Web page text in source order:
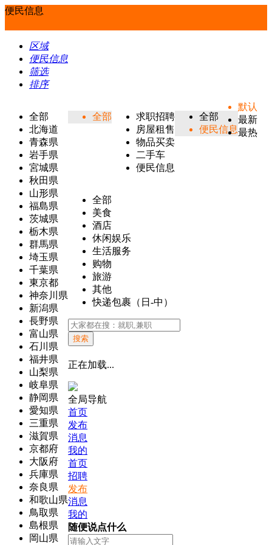
便民信息
区域
便民信息
筛选
排序
全部
北海道
青森県
岩手県
宮城県
秋田県
山形県
福島県
茨城県
栃木県
群馬県
埼玉県
千葉県
東京都
神奈川県
新潟県
長野県
富山県
石川県
福井県
山梨県
岐阜県
静岡県
愛知県
三重県
滋賀県
京都府
大阪府
兵庫県
奈良県
和歌山県
鳥取県
島根県
岡山県
全部
求职招聘
房屋租售
物品买卖
二手车
便民信息
全部
便民信息
全部
美食
酒店
休闲娱乐
生活服务
购物
旅游
其他
快递包裹（日-中）
默认
最新
最热
搜索
正在加载...
全局导航
首页
发布
消息
我的
首页
招聘
发布
消息
我的
随便说点什么